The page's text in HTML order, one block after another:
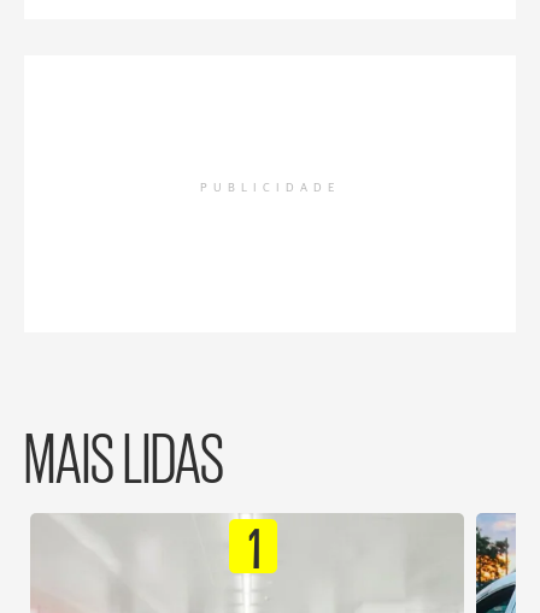
PUBLICIDADE
MAIS LIDAS
1